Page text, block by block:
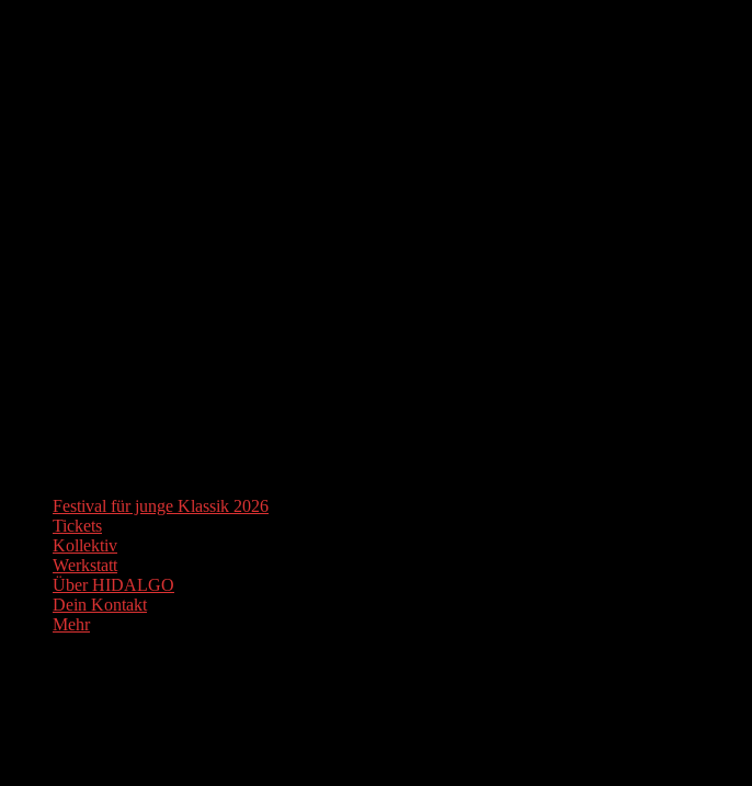
Festival für junge Klassik 2026
Tickets
Kollektiv
Werkstatt
Über HIDALGO
Dein Kontakt
Mehr